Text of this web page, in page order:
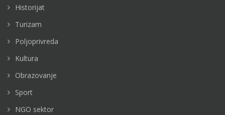
Historijat
Turizam
Poljoprivreda
Kultura
Obrazovanje
Sport
NGO sektor